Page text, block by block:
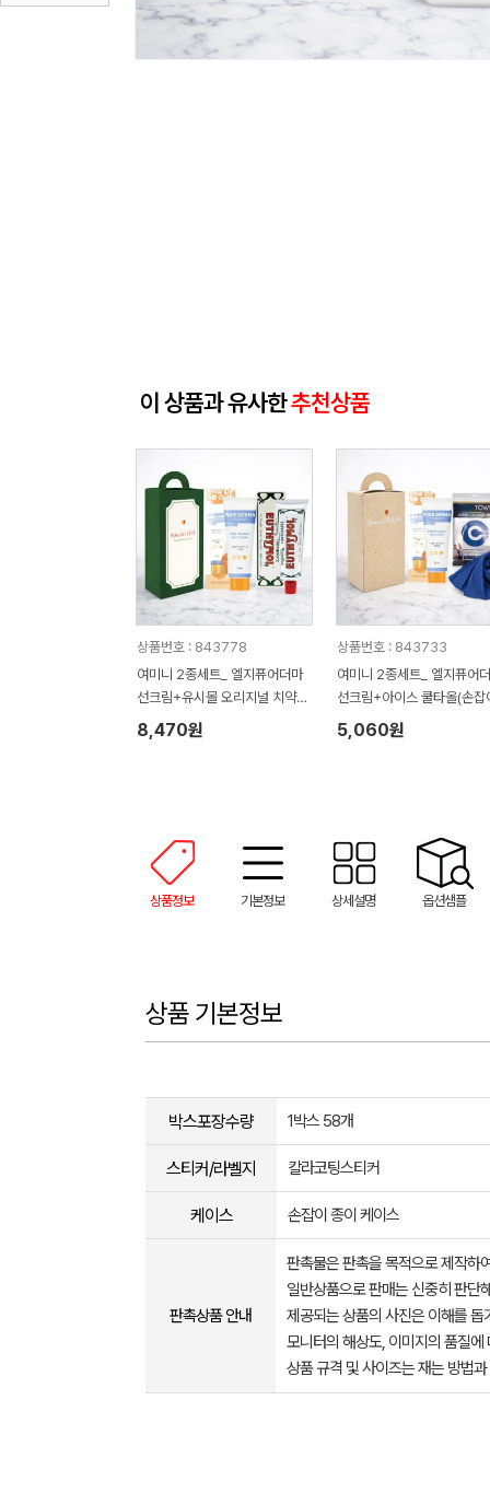
이 상품과 유사한추천상품
상품번호 : 843778
여미니 2종세트_ 엘지퓨어더마
선크림+유시몰 오리지널 치약4
0g(손잡이박스)
8,470원
상품번호 : 843733
여미니 2종세트_ 엘지퓨어
선크림+아이스 쿨타올(손잡
스)
5,060원
상품정보 기본정보 상세설명 옵션샘플
상품 기본정보
박스포장수량 1박스 58개
스티커/라벨지 칼라코팅스티커
케이스 손잡이 종이 케이스
판촉상품 안내
판촉물은 판촉을 목적으로 제작하
일반상품으로 판매는 신중히 판단
제공되는 상품의 사진은 이해를
모니터의 해상도, 이미지의 품질
상품 규격 및 사이즈는 재는 방법